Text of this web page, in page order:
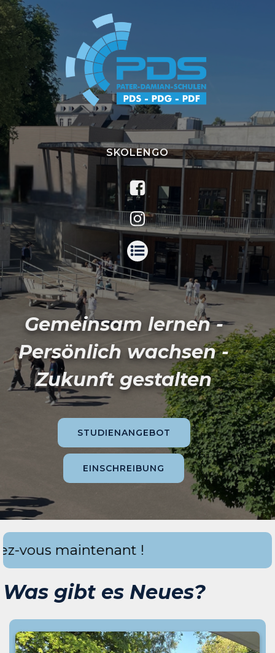
SKOLENGO
Gemeinsam lernen -
Persönlich wachsen -
Zukunft gestalten
STUDIENANGEBOT
EINSCHREIBUNG
maintenant !
Was gibt es Neues?